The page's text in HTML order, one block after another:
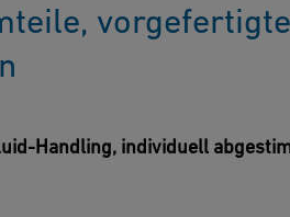
Handling, individuell